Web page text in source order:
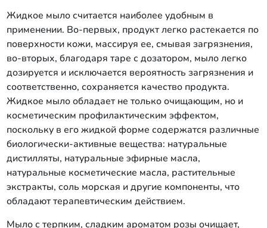
Жидкое мыло считается наиболее удобным в
применении. Во-первых, продукт легко растекается по
поверхности кожи, массируя ее, смывая загрязнения,
во-вторых, благодаря таре с дозатором, мыло легко
дозируется и исключается вероятность загрязнения и
соответственно, сохраняется качество продукта.
Жидкое мыло обладает не только очищающим, но и
косметическим профилактическим эффектом,
поскольку в его жидкой форме содержатся различные
биологически-активные вещества: натуральные
дистилляты, натуральные эфирные масла,
натуральные косметические масла, растительные
экстракты, соль морская и другие компоненты, что
обладают терапевтическим действием.
Мыло с терпким, сладким ароматом розы очищает,